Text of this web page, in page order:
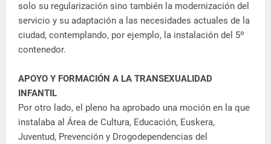
solo su regularización sino también la modernización del
servicio y su adaptación a las necesidades actuales de la
ciudad, contemplando, por ejemplo, la instalación del 5º
contenedor.
APOYO Y FORMACIÓN A LA TRANSEXUALIDAD
INFANTIL
Por otro lado, el pleno ha aprobado una moción en la que
instalaba al Área de Cultura, Educación, Euskera,
Juventud, Prevención y Drogodependencias del